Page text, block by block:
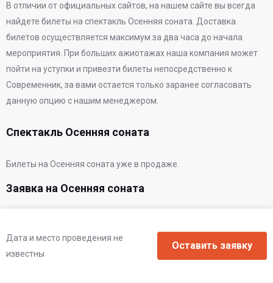
В отличии от официальных сайтов, на нашем сайте вы всегда
найдете билеты на спектакль Осенняя соната. Доставка
билетов осуществляется максимум за два часа до начала
мероприятия. При больших ажиотажах наша компания может
пойти на уступки и привезти билеты непосредственно к
Современник, за вами остается только заранее согласовать
данную опцию с нашим менеджером.
Спектакль Осенняя соната
Билеты на Осенняя соната уже в продаже.
Заявка на Осенняя соната
Дата и место проведения не
известны